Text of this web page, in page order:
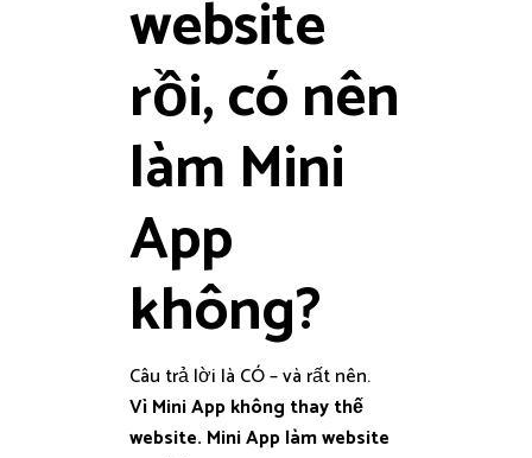
website
rồi, có nên
làm Mini
App
không?
Câu trả lời là CÓ – và rất nên.
Vì Mini App không thay thế
website. Mini App làm website